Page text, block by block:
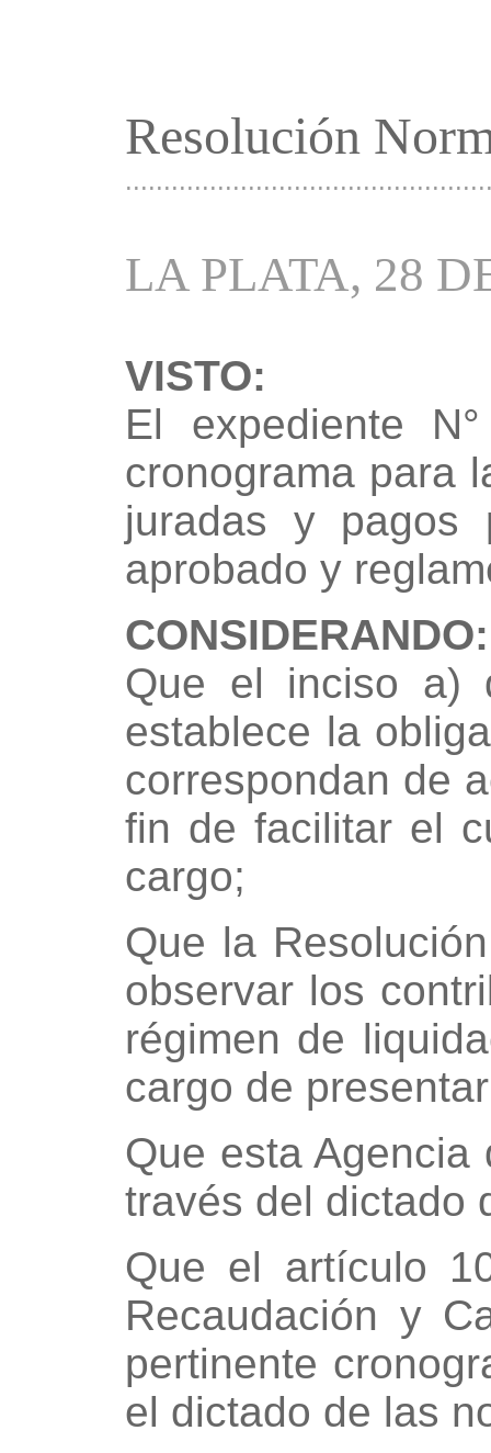
Resolución
LA PLATA, 28
VISTO:
El expediente
cronograma para
juradas y pagos
aprobado y
CONSIDERANDO:
Que el inciso a)
establece la
correspondan de
fin de facilitar el
cargo;
Que la
observar los
régimen de
cargo de
Que esta
través del dictado
Que el artículo
Recaudación y
pertinente
el dictado de las